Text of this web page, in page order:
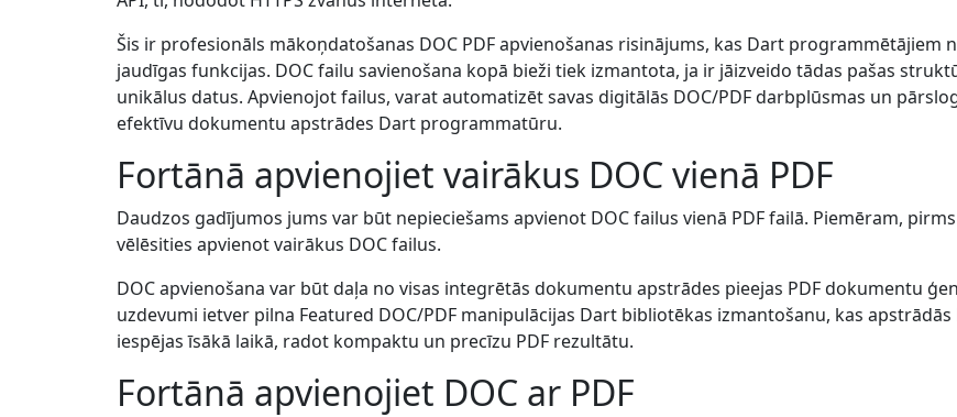
Šis ir profesionāls mākoņdatošanas DOC PDF apvienošanas risinājums, kas Dart programmētājiem
jaudīgas funkcijas. DOC failu savienošana kopā bieži tiek izmantota, ja ir jāizveido tādas pašas
unikālus datus. Apvienojot failus, varat automatizēt savas digitālās DOC/PDF darbplūsmas un
efektīvu dokumentu apstrādes Dart programmatūru.
Fortānā apvienojiet vairākus DOC vienā PDF
Daudzos gadījumos jums var būt nepieciešams apvienot DOC failus vienā PDF failā. Piemēram,
vēlēsities apvienot vairākus DOC failus.
DOC apvienošana var būt daļa no visas integrētās dokumentu apstrādes pieejas PDF dokumentu
uzdevumi ietver pilna Featured DOC/PDF manipulācijas Dart bibliotēkas izmantošanu, kas
iespējas īsākā laikā, radot kompaktu un precīzu PDF rezultātu.
Fortānā apvienojiet DOC ar PDF